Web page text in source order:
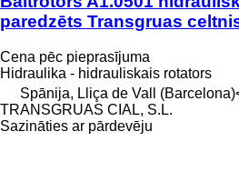
paredzēts Transgruas
Cena pēc pieprasījuma
Hidraulika - hidrauliskais rotators
Spānija, Lliça de Vall
TRANSGRUAS CIAL, S.L.
Sazināties ar pārdevēju